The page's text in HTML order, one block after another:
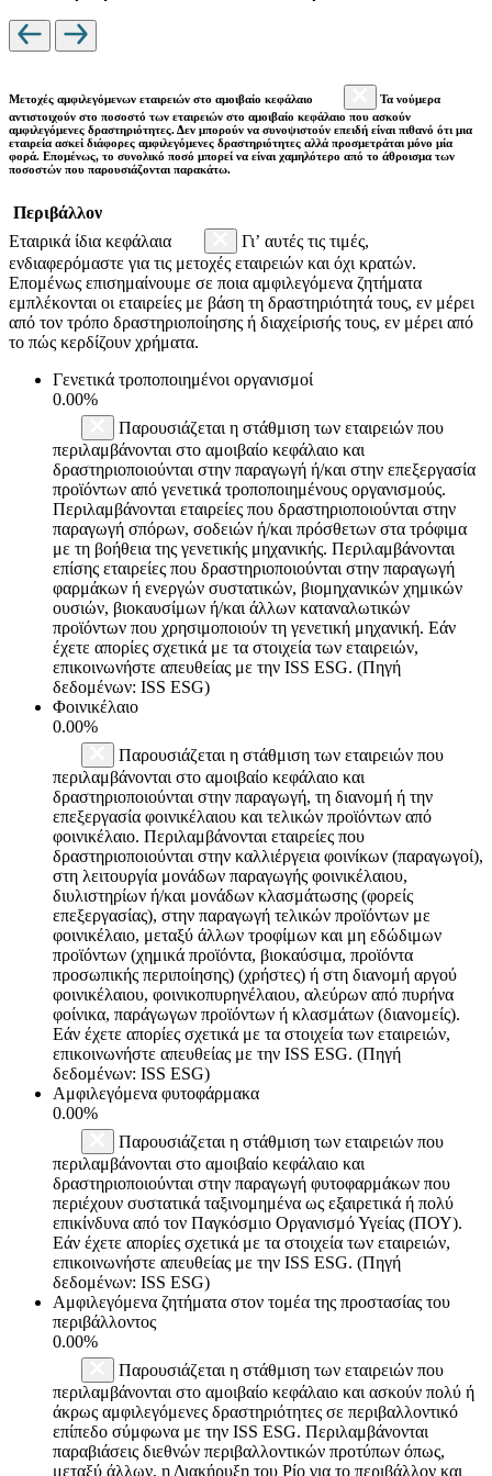
Μετοχές αμφιλεγόμενων εταιρειών στο αμοιβαίο κεφάλαιο
Τα νούμερα
αντιστοιχούν στο ποσοστό των εταιρειών στο αμοιβαίο κεφάλαιο που ασκούν
αμφιλεγόμενες δραστηριότητες. Δεν μπορούν να συνοψιστούν επειδή είναι πιθανό ότι μια
εταιρεία ασκεί διάφορες αμφιλεγόμενες δραστηριότητες αλλά προσμετράται μόνο μία
φορά. Επομένως, το συνολικό ποσό μπορεί να είναι χαμηλότερο από το άθροισμα των
ποσοστών που παρουσιάζονται παρακάτω.
Περιβάλλον
Εταιρικά ίδια κεφάλαια
Γι’ αυτές τις τιμές,
ενδιαφερόμαστε για τις μετοχές εταιρειών και όχι κρατών.
Επομένως επισημαίνουμε σε ποια αμφιλεγόμενα ζητήματα
εμπλέκονται οι εταιρείες με βάση τη δραστηριότητά τους, εν μέρει
από τον τρόπο δραστηριοποίησης ή διαχείρισής τους, εν μέρει από
το πώς κερδίζουν χρήματα.
Γενετικά τροποποιημένοι οργανισμοί
0.00%
Παρουσιάζεται η στάθμιση των εταιρειών που
περιλαμβάνονται στο αμοιβαίο κεφάλαιο και
δραστηριοποιούνται στην παραγωγή ή/και στην επεξεργασία
προϊόντων από γενετικά τροποποιημένους οργανισμούς.
Περιλαμβάνονται εταιρείες που δραστηριοποιούνται στην
παραγωγή σπόρων, σοδειών ή/και πρόσθετων στα τρόφιμα
με τη βοήθεια της γενετικής μηχανικής. Περιλαμβάνονται
επίσης εταιρείες που δραστηριοποιούνται στην παραγωγή
φαρμάκων ή ενεργών συστατικών, βιομηχανικών χημικών
ουσιών, βιοκαυσίμων ή/και άλλων καταναλωτικών
προϊόντων που χρησιμοποιούν τη γενετική μηχανική. Εάν
έχετε απορίες σχετικά με τα στοιχεία των εταιρειών,
επικοινωνήστε απευθείας με την ISS ESG. (Πηγή
δεδομένων: ISS ESG)
Φοινικέλαιο
0.00%
Παρουσιάζεται η στάθμιση των εταιρειών που
περιλαμβάνονται στο αμοιβαίο κεφάλαιο και
δραστηριοποιούνται στην παραγωγή, τη διανομή ή την
επεξεργασία φοινικέλαιου και τελικών προϊόντων από
φοινικέλαιο. Περιλαμβάνονται εταιρείες που
δραστηριοποιούνται στην καλλιέργεια φοινίκων (παραγωγοί),
στη λειτουργία μονάδων παραγωγής φοινικέλαιου,
διυλιστηρίων ή/και μονάδων κλασμάτωσης (φορείς
επεξεργασίας), στην παραγωγή τελικών προϊόντων με
φοινικέλαιο, μεταξύ άλλων τροφίμων και μη εδώδιμων
προϊόντων (χημικά προϊόντα, βιοκαύσιμα, προϊόντα
προσωπικής περιποίησης) (χρήστες) ή στη διανομή αργού
φοινικέλαιου, φοινικοπυρηνέλαιου, αλεύρων από πυρήνα
φοίνικα, παράγωγων προϊόντων ή κλασμάτων (διανομείς).
Εάν έχετε απορίες σχετικά με τα στοιχεία των εταιρειών,
επικοινωνήστε απευθείας με την ISS ESG. (Πηγή
δεδομένων: ISS ESG)
Αμφιλεγόμενα φυτοφάρμακα
0.00%
Παρουσιάζεται η στάθμιση των εταιρειών που
περιλαμβάνονται στο αμοιβαίο κεφάλαιο και
δραστηριοποιούνται στην παραγωγή φυτοφαρμάκων που
περιέχουν συστατικά ταξινομημένα ως εξαιρετικά ή πολύ
επικίνδυνα από τον Παγκόσμιο Οργανισμό Υγείας (ΠΟΥ).
Εάν έχετε απορίες σχετικά με τα στοιχεία των εταιρειών,
επικοινωνήστε απευθείας με την ISS ESG. (Πηγή
δεδομένων: ISS ESG)
Αμφιλεγόμενα ζητήματα στον τομέα της προστασίας του
περιβάλλοντος
0.00%
Παρουσιάζεται η στάθμιση των εταιρειών που
περιλαμβάνονται στο αμοιβαίο κεφάλαιο και ασκούν πολύ ή
άκρως αμφιλεγόμενες δραστηριότητες σε περιβαλλοντικό
επίπεδο σύμφωνα με την ISS ESG. Περιλαμβάνονται
παραβιάσεις διεθνών περιβαλλοντικών προτύπων όπως,
μεταξύ άλλων, η Διακήρυξη του Ρίο για το περιβάλλον και